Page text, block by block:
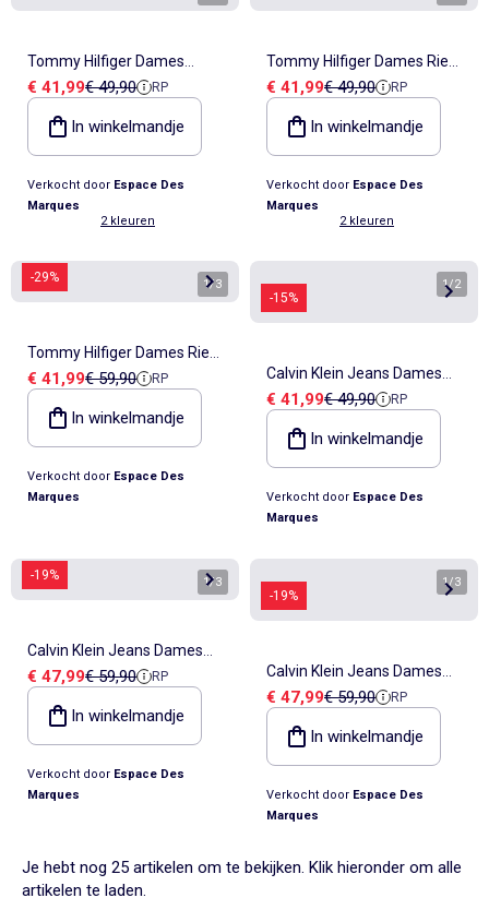
Tommy Hilfiger Dames
Bruine Riem Cool 3.0
Verkoopprijs
€ 41,99Referentieprijs
€ 49,90 RP
In winkelmandje
Verkocht door Espace Des
Marques
2 kleuren
Tommy Hilfiger Dames Riem
Zwart Cool 3.0
Verkoopprijs
€ 41,99Referentieprijs
€ 49,90 RP
In winkelmandje
Verkocht door Espace Des
Marques
2 kleuren
-29% 1/3
Tommy Hilfiger Dames Riem
Zwart Effortless
Verkoopprijs
€ 41,99Referentieprijs
€ 59,90 RP
In winkelmandje
Verkocht door Espace Des
Marques
-15%
1/2
Calvin Klein Jeans Dames
Zwarte Riem LV04K7012G
Verkoopprijs
€ 41,99Referentieprijs
€ 49,90 RP
In winkelmandje
Verkocht door Espace Des
Marques
-19% 1/3
Calvin Klein Jeans Dames
Riem Beige met Lus
Verkoopprijs
€ 47,99Referentieprijs
€ 59,90 RP
In winkelmandje
Verkocht door Espace Des
Marques
-19%
1/3
Calvin Klein Jeans Dames
Riem Zwart met Emblem
Verkoopprijs
€ 47,99Referentieprijs
€ 59,90 RP
In winkelmandje
Verkocht door Espace Des
Marques
Je hebt nog 25 artikelen om te bekijken. Klik hieronder om alle
artikelen te laden.